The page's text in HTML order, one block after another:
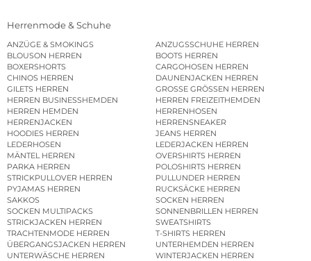
Herrenmode & Schuhe
ANZÜGE & SMOKINGS
ANZUGSSCHUHE HERREN
BLOUSON HERREN
BOOTS HERREN
BOXERSHORTS
CARGOHOSEN HERREN
CHINOS HERREN
DAUNENJACKEN HERREN
GILETS HERREN
GROSSE GRÖSSEN HERREN
HERREN BUSINESSHEMDEN
HERREN FREIZEITHEMDEN
HERREN HEMDEN
HERRENHOSEN
HERRENJACKEN
HERRENSNEAKER
HOODIES HERREN
JEANS HERREN
LEDERHOSEN
LEDERJACKEN HERREN
MÄNTEL HERREN
OVERSHIRTS HERREN
PARKA HERREN
POLOSHIRTS HERREN
STRICKPULLOVER HERREN
PULLUNDER HERREN
PYJAMAS HERREN
RUCKSÄCKE HERREN
SAKKOS
SOCKEN HERREN
SOCKEN MULTIPACKS
SONNENBRILLEN HERREN
STRICKJACKEN HERREN
SWEATSHIRTS
TRACHTENMODE HERREN
T-SHIRTS HERREN
ÜBERGANGSJACKEN HERREN
UNTERHEMDEN HERREN
UNTERWÄSCHE HERREN
WINTERJACKEN HERREN